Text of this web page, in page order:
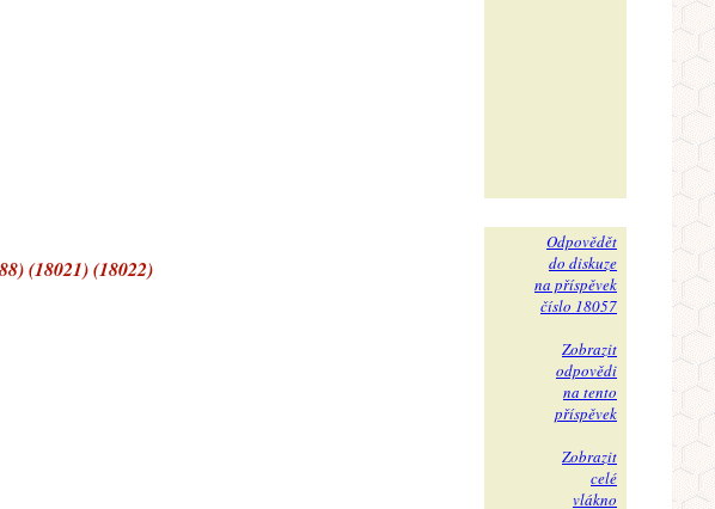
(18021) (18022)
Odpovědět
do diskuze
na příspěvek
číslo 18057
Zobrazit
odpovědi
na tento
příspěvek
Zobrazit
celé
vlákno